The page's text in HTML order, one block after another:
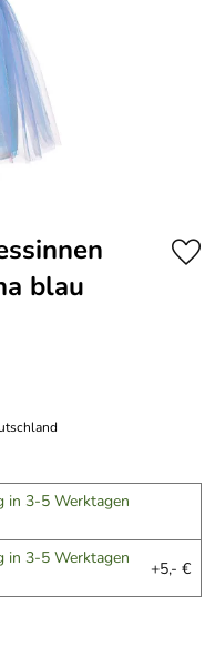
blau
in 3-5 Werktagen
in 3-5 Werktagen
+5,- €